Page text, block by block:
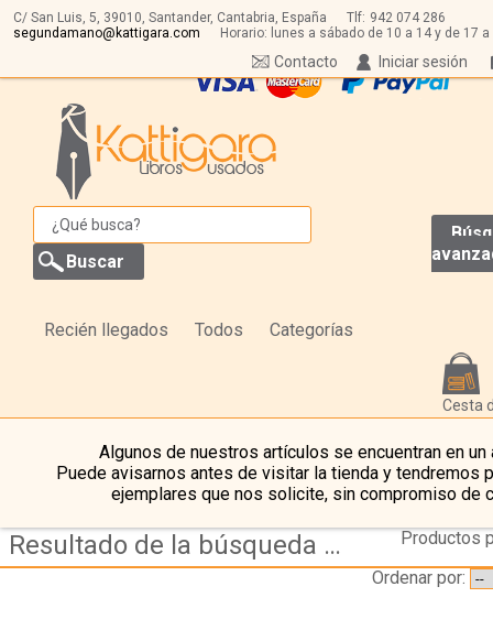
C/ San Luis, 5, 39010, Santander, Cantabria, España Tlf: 942 074 286
segundamano@kattigara.com
Horario: lunes a sábado de 10 a 14 y de 17 a
Iniciar sesión
Contacto
Recién llegados Todos Categorías
Cesta
Algunos de nuestros artículos se encuentran en un
Puede avisarnos antes de visitar la tienda y tendremos
ejemplares que nos solicite, sin compromiso de
Resultado de la búsqueda de coleccion biblioteca promocion del pueblo
Productos
Ordenar por: